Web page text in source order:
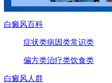
白癜风百科
症状类病因类常识类
偏方类治疗类饮食类
白癜风人群